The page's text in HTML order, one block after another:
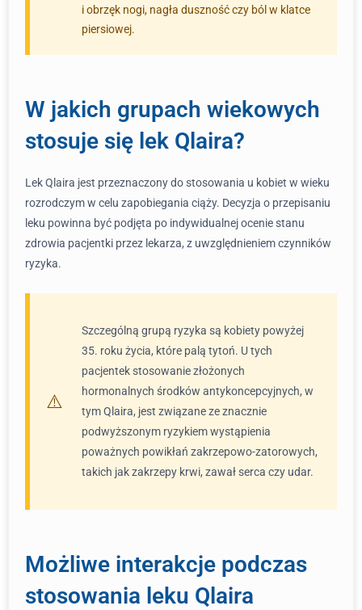
i obrzęk nogi, nagła duszność czy ból w klatce
piersiowej.
W jakich grupach wiekowych
stosuje się lek Qlaira?
Lek Qlaira jest przeznaczony do stosowania u kobiet w wieku
rozrodczym w celu zapobiegania ciąży. Decyzja o przepisaniu
leku powinna być podjęta po indywidualnej ocenie stanu
zdrowia pacjentki przez lekarza, z uwzględnieniem czynników
ryzyka.
Szczególną grupą ryzyka są kobiety powyżej
35. roku życia, które palą tytoń. U tych
pacjentek stosowanie złożonych
hormonalnych środków antykoncepcyjnych, w
tym Qlaira, jest związane ze znacznie
podwyższonym ryzykiem wystąpienia
poważnych powikłań zakrzepowo-zatorowych,
takich jak zakrzepy krwi, zawał serca czy udar.
Możliwe interakcje podczas
stosowania leku Qlaira